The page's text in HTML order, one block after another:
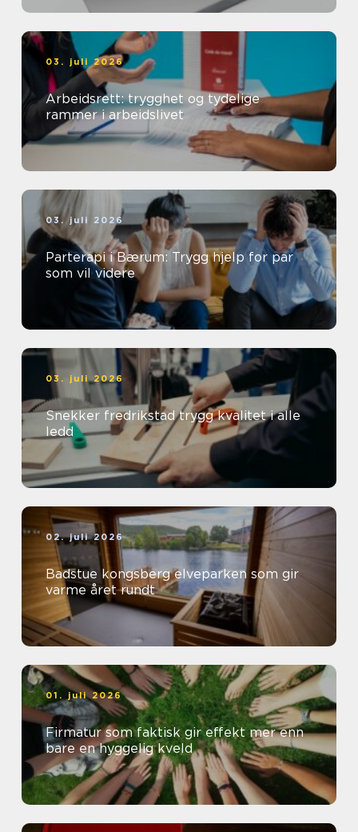
03. juli 2026
Arbeidsrett: trygghet og tydelige
rammer i arbeidslivet
03. juli 2026
Parterapi i Bærum: Trygg hjelp for par
som vil videre
03. juli 2026
Snekker fredrikstad trygg kvalitet i alle
ledd
02. juli 2026
Badstue kongsberg elveparken som gir
varme året rundt
01. juli 2026
Firmatur som faktisk gir effekt mer enn
bare en hyggelig kveld